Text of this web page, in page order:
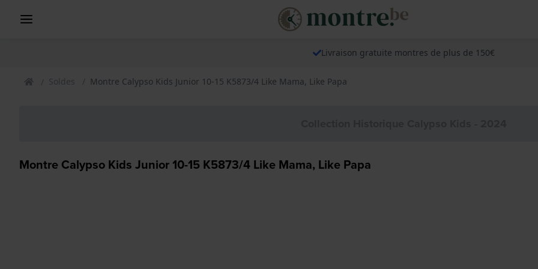
Livraison gratuite montres de plus de 150€
Soldes Montre Calypso Kids Junior 10-15 K5873/4 Like Mama, Like Papa
Montre Calypso Kids Junior 10-15 K5873/4 Like Mama, Like Papa